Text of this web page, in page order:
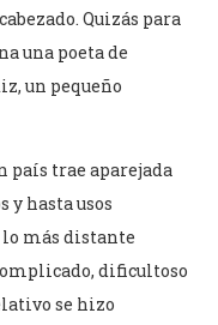
Quizás para
una poeta de
un pequeño
país trae aparejada
y hasta usos
más distante
dificultoso
se hizo